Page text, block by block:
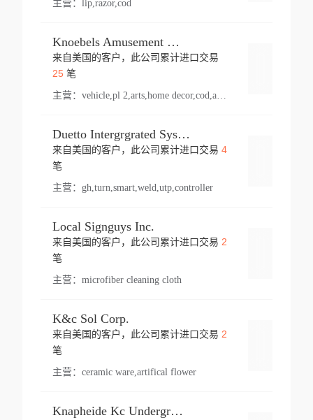
主营： lip,razor,cod
Knoebels Amusement Resort
来自美国的客户，此公司累计进口交易
25笔
主营： vehicle,pl 2,arts,home decor,cod,amusement ride,sea
Duetto Intergrgrated Systems Inc.
来自美国的客户，此公司累计进口交易 4
笔
主营： gh,turn,smart,weld,utp,controller
Local Signguys Inc.
来自美国的客户，此公司累计进口交易 2
笔
主营： microfiber cleaning cloth
K&c Sol Corp.
来自美国的客户，此公司累计进口交易 2
笔
主营： ceramic ware,artifical flower
Knapheide Kc Underground